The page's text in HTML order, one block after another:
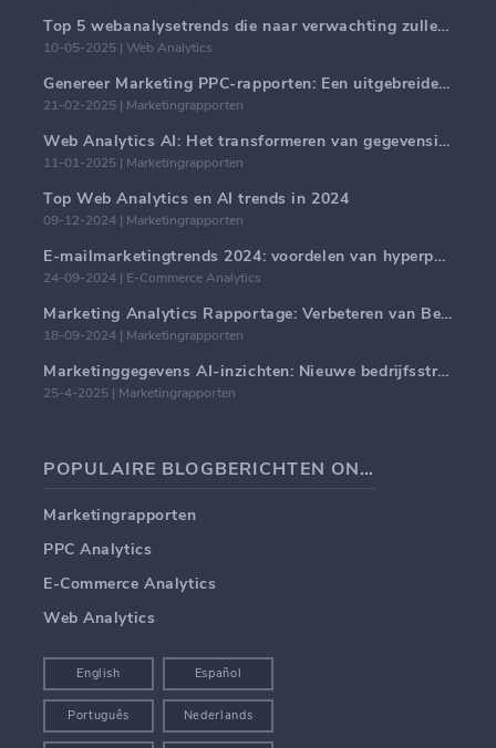
Top 5 webanalysetrends die naar verwachting zullen domineren in 2025
10-05-2025 | Web Analytics
Genereer Marketing PPC-rapporten: Een uitgebreide handleiding
21-02-2025 | Marketingrapporten
Web Analytics AI: Het transformeren van gegevensinzichten met precisie
11-01-2025 | Marketingrapporten
Top Web Analytics en AI trends in 2024
09-12-2024 | Marketingrapporten
E-mailmarketingtrends 2024: voordelen van hyperpersonalisatie
24-09-2024 | E-Commerce Analytics
Marketing Analytics Rapportage: Verbeteren van Bedrijfsinzichten
18-09-2024 | Marketingrapporten
Marketinggegevens AI-inzichten: Nieuwe bedrijfsstrategieën voor 2024
25-4-2025 | Marketingrapporten
POPULAIRE BLOGBERICHTEN ONDERWERPEN
Marketingrapporten
PPC Analytics
E-Commerce Analytics
Web Analytics
English Español
Português Nederlands